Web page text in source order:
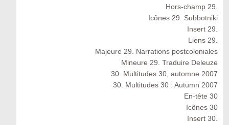
Hors-champ 29.
Icônes 29. Subbotniki
Insert 29.
Liens 29.
Majeure 29. Narrations postcoloniales
Mineure 29. Traduire Deleuze
30. Multitudes 30, automne 2007
30. Multitudes 30 : Autumn 2007
En-tête 30
Icônes 30
Insert 30.